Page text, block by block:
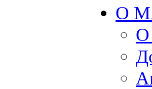
О
О